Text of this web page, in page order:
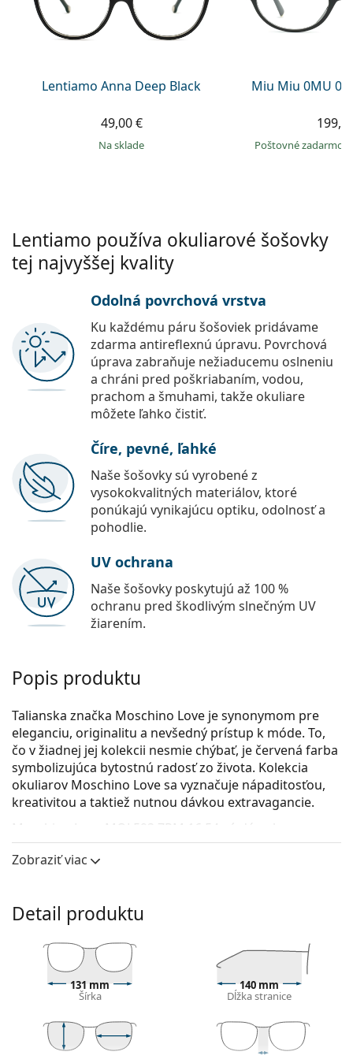
Všetky značky
Persol
Všetky roztoky
je
Lentiamo Anna Deep Black
49,00 €
na sklade
Miu Miu 0MU
Poštovné zadarmo
Lentiamo používa okuliarové šošovky
tej najvyššej kvality
Odolná povrchová vrstva
Ku každému páru šošoviek pridávame
zdarma antireflexnú úpravu. Povrchová
úprava zabraňuje nežiaducemu oslneniu
a chráni pred poškriabaním, vodou,
prachom a šmuhami, takže okuliare
môžete ľahko čistiť.
Číre, pevné, ľahké
Naše šošovky sú vyrobené z
vysokokvalitných materiálov, ktoré
ponúkajú vynikajúcu optiku, odolnosť a
pohodlie.
UV ochrana
Naše šošovky poskytujú až 100 %
ochranu pred škodlivým slnečným UV
žiarením.
Popis produktu
Talianska značka Moschino Love je synonymom pre
eleganciu, originalitu a nevšedný prístup k móde. To,
čo v žiadnej jej kolekcii nesmie chýbať, je červená farba
symbolizujúca bytostnú radosť zo života. Kolekcia
okuliarov Moschino Love sa vyznačuje nápaditosťou,
kreativitou a taktiež nutnou dávkou extravagancie.
Moschino Love MOL593 7RM 16 54 sú dámske
dioptrické okuliare.
Okuliarové rámy
Čierna farba rámov skvele ladí so studeným
odtieňom pleti a so svetlohnedými, čiernymi alebo
svetlými blond vlasmi.
Rámy Cat Eye sú ideálnou voľbou, ak máte srdcový,
Rám okuliarov je vyrobený z veľmi kvalitného plastu,
ktorý ponúka vysokú odolnosť, pohodlné nosenie a
Zobraziť viac
Detail produktu
131 mm
Šírka
140 mm
Dĺžka stranice